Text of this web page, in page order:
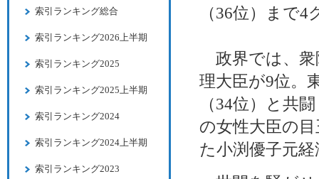
（36位）まで
政界では、衆
理大臣が9位。
（34位）と共
の女性大臣の
た小渕優子元
索引ランキング総合
索引ランキング2026上半期
索引ランキング2025
索引ランキング2025上半期
索引ランキング2024
索引ランキング2024上半期
索引ランキング2023